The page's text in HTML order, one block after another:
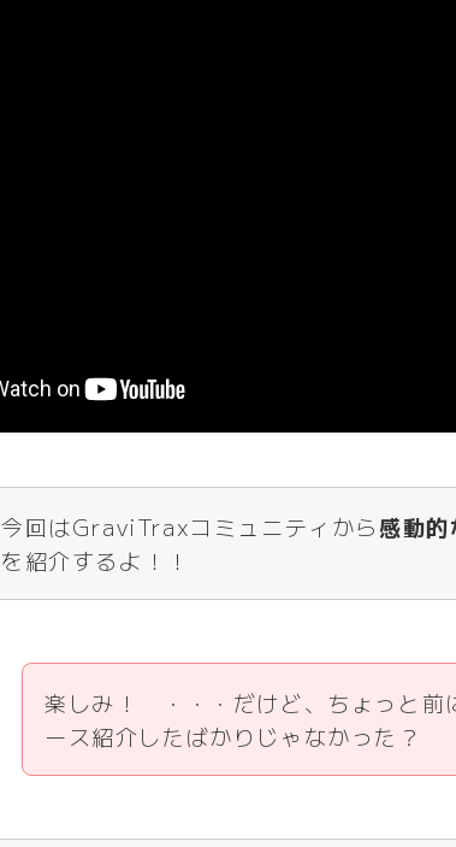
今回はGraviTraxコミュニティから感動
を紹介するよ！！
楽しみ！ ・・・だけど、ちょっと前
ース紹介したばかりじゃなかった？